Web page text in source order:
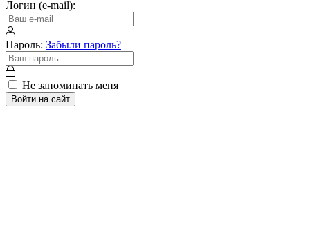
Логин (e-mail):
Пароль: Забыли пароль?
Не запоминать меня
Войти на сайт